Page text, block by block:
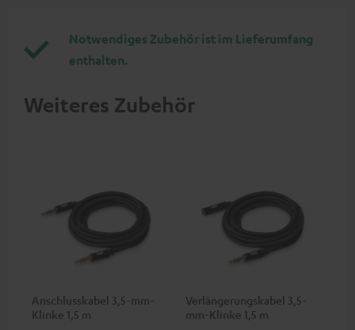
Notwendiges Zubehör ist im Lieferumfang
enthalten.
Weiteres Zubehör
Anschlusskabel 3,5-mm-
Klinke 1,5 m
Verlängerungskabel 3,5-
mm-Klinke 1,5 m